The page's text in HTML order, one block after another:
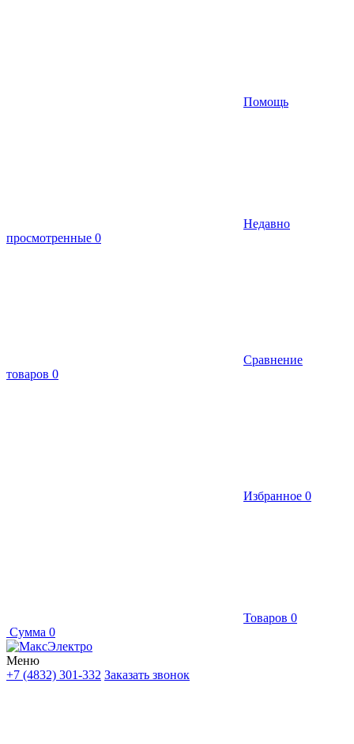
Помощь
Недавно
просмотренные 0
Сравнение
товаров 0
Избранное 0
Товаров 0
Сумма 0
Меню
+7 (4832) 301-332 Заказать звонок